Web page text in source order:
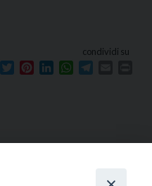
condividi su
Facebook
TwitterPinterestLinkedInWhatsApp